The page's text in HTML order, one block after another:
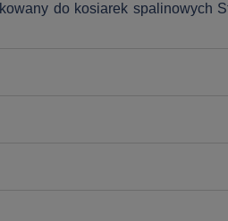
do kosiarek spalinowych